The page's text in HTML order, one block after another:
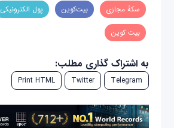
سکۀ مجازی بیت‌کوین پول الکترونیکی
بیت کوین
به اشتراک گذاری مطلب:
Telegram
Twitter
Print HTML